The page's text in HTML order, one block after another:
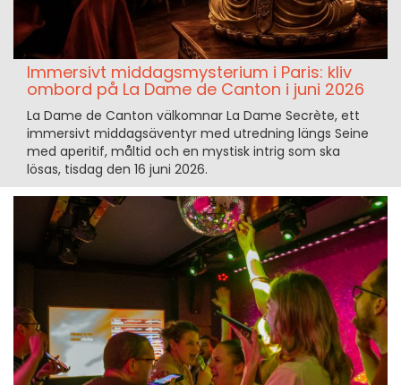
Immersivt middagsmysterium i Paris: kliv
ombord på La Dame de Canton i juni 2026
La Dame de Canton välkomnar La Dame Secrète, ett
immersivt middagsäventyr med utredning längs Seine
med aperitif, måltid och en mystisk intrig som ska
lösas, tisdag den 16 juni 2026.